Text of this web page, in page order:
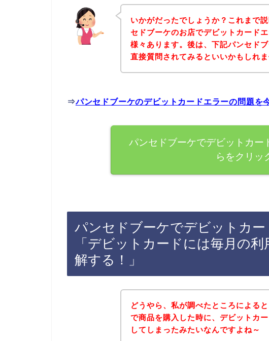
いかがだったでしょうか？これまで
セドブーケのお店でデビットカード
様々あります。後は、下記パンセド
直接質問されてみるといいかもしれま
⇒パンセドブーケのデビットカードエラーの問題を
パンセドブーケでデビットカー
らをクリッ
パンセドブーケでデビットカー
「デビットカードには毎月の
解する！」
どうやら、私が調べたところによる
で商品を購入した時に、デビットカ
してしまったみたいなんですよね～